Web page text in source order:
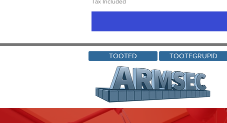
Tax Included
TOOTED TOOTEGRUPID